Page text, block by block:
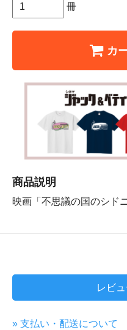
冊
カ
商品説明
映画「不思議の国のシド
レビ
» 支払い・配送について